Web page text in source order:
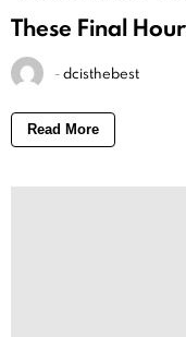
These Final
-dcisthebest
Read More